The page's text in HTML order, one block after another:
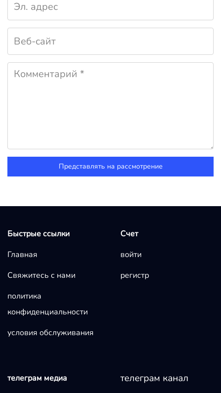
Представлять на рассмотрение
Быстрые ссылки
Главная
Свяжитесь с нами
политика
конфиденциальности
условия обслуживания
Счет
войти
регистр
телеграм медиа
телеграм канал